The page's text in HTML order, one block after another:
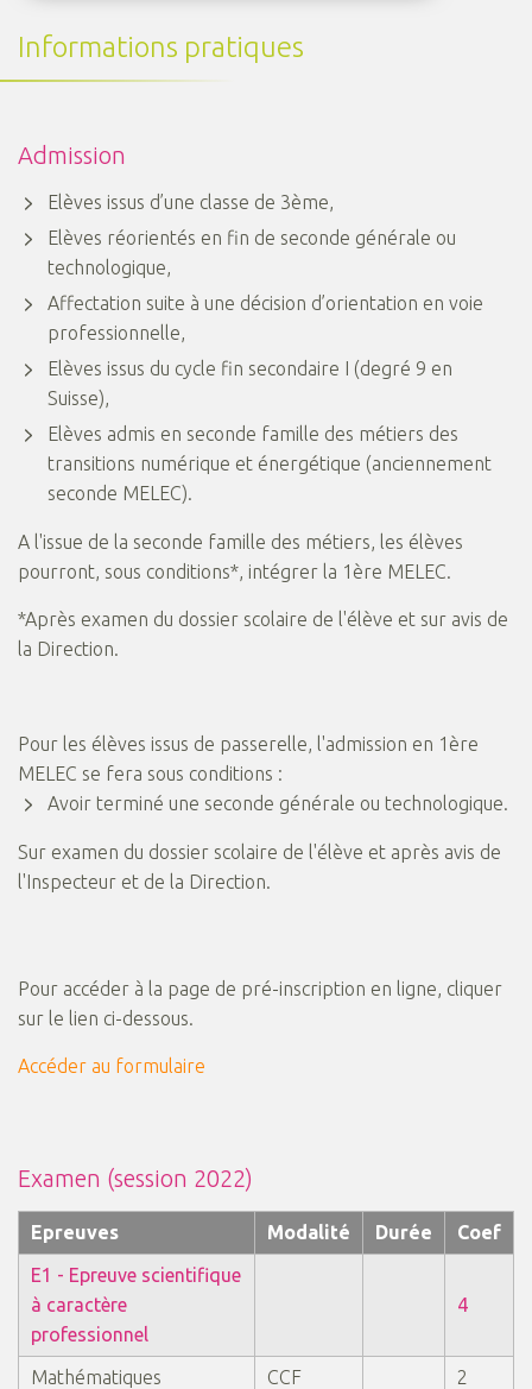
Informations pratiques
Admission
Elèves issus d’une classe de 3ème,
Elèves réorientés en fin de seconde générale ou
technologique,
Affectation suite à une décision d’orientation en voie
professionnelle,
Elèves issus du cycle fin secondaire I (degré 9 en
Suisse),
Elèves admis en seconde famille des métiers des
transitions numérique et énergétique (anciennement
seconde MELEC).
A l'issue de la seconde famille des métiers, les élèves
pourront, sous conditions*, intégrer la 1ère MELEC.
*Après examen du dossier scolaire de l'élève et sur avis de
la Direction.
Pour les élèves issus de passerelle, l'admission en 1ère
MELEC se fera sous conditions :
Avoir terminé une seconde générale ou technologique.
Sur examen du dossier scolaire de l'élève et après avis de
l'Inspecteur et de la Direction.
Pour accéder à la page de pré-inscription en ligne, cliquer
sur le lien ci-dessous.
Accéder au formulaire
Examen (session 2022)
Epreuves Modalité Durée
Coef
E1 - Epreuve scientifique
à caractère
professionnel
4
Mathématiques CCF
2